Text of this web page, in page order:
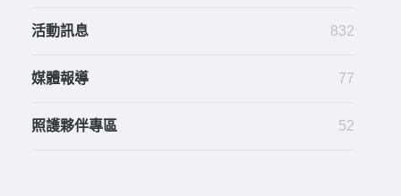
活動訊息 832
媒體報導 77
照護夥伴專區 52